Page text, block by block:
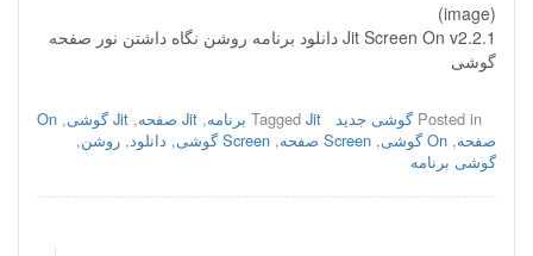
(image)
Jit Screen On v2.2.1 دانلود برنامه روشن نگاه داشتن نور صفحه
گوشی
Posted in گوشی جدید Tagged Jit برنامه , Jit صفحه , Jit گوشی ,
On
صفحه, On گوشی , Screen صفحه , Screen گوشی , دانلود, روشن,
گوشی برنامه